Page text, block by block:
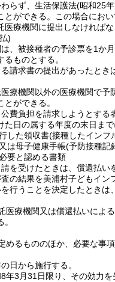
らず、生活保護法(昭和25
ができる。
この場合にお
療機関に提出しなければな
)
、被接種者の予診票を1か
ものとする。
請求書の提出があったとき
療機関以外の医療機関で
ができる。
費負担を請求しようとす
た日の属する年度の末日ま
した領収書(接種したインフ
は母子健康手帳(予防接種記
要と認める書類
を受けたときは、償還払い
の結果を美浦村子どもイン
行うことを決定したとき
医療機関又は償還払いによ
めるもののほか、必要な事
日から施行する。
年3月31日限り、その効力を